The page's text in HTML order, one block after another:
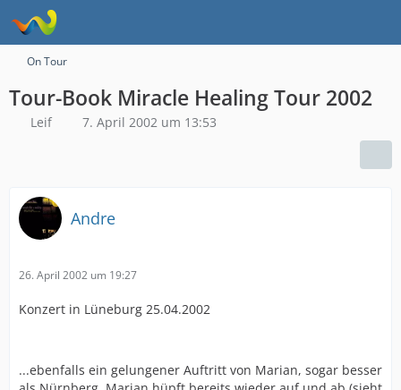
On Tour
Tour-Book Miracle Healing Tour 2002
Leif 7. April 2002 um 13:53
Andre
26. April 2002 um 19:27
Konzert in Lüneburg 25.04.2002
...ebenfalls ein gelungener Auftritt von Marian, sogar besser